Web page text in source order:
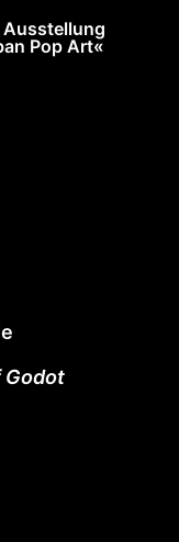
Ausstellung
Pop Art«
Godot